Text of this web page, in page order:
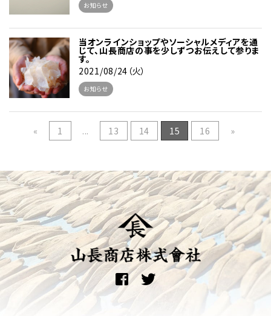
お知らせ
当オンラインショップやソーシャルメディアを通
じて、山長商店の事を少しずつお伝えして参りま
す。
2021/08/24（火）
お知らせ
« 1 ... 13 14 15 16 »